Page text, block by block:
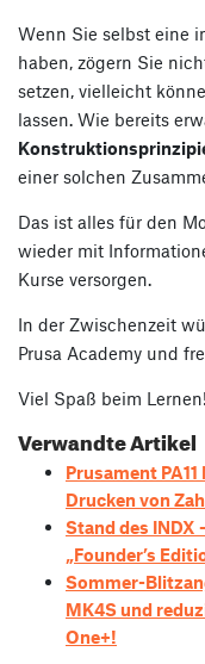
Wenn Sie selbst eine
haben, zögern Sie
setzen, vielleicht
lassen. Wie bereits
einer solchen
Das ist alles für den
wieder mit
Kurse versorgen.
In der Zwischenzeit
Prusa Academy und
Viel Spaß beim Lernen!
Verwandte Artikel
Prusament
Drucken von
Stand des INDX
„Founder’s
Sommer-
MK4S und
One+!